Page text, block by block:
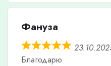
Фануза
Благодарю